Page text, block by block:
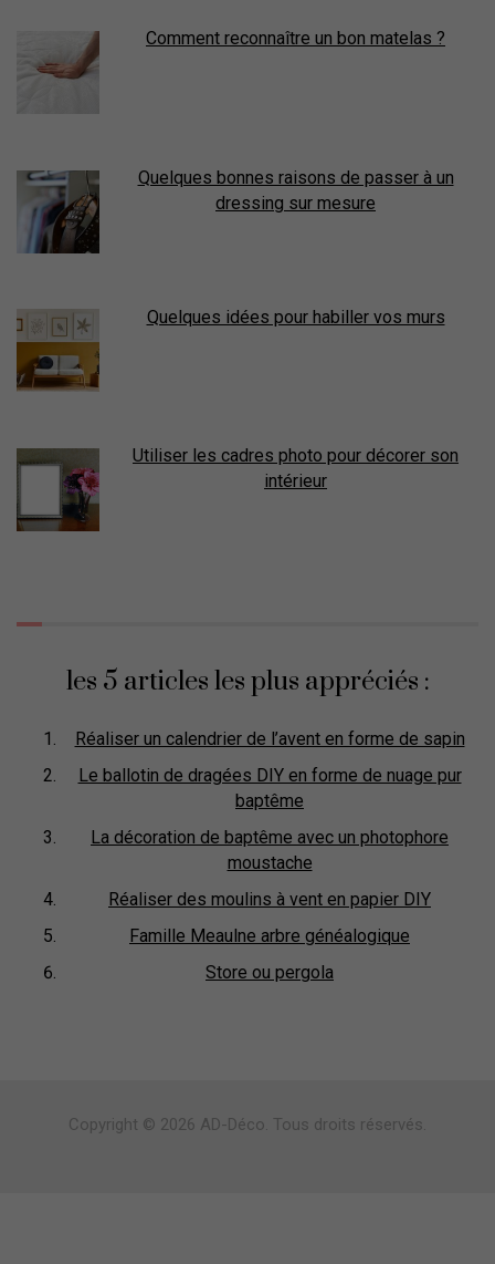
Comment reconnaître un bon matelas ?
Quelques bonnes raisons de passer à un
dressing sur mesure
Quelques idées pour habiller vos murs
Utiliser les cadres photo pour décorer son
intérieur
les 5 articles les plus appréciés :
Réaliser un calendrier de l’avent en forme de sapin
Le ballotin de dragées DIY en forme de nuage pur
baptême
La décoration de baptême avec un photophore
moustache
Réaliser des moulins à vent en papier DIY
Famille Meaulne arbre généalogique
Store ou pergola
Copyright © 2026 AD-Déco. Tous droits réservés.